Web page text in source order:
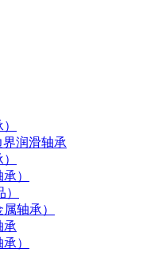
界润滑轴承
）
轴承）
承
）